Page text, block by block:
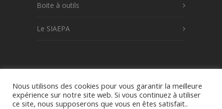
Boite à outils
Le SIAEPA
© 2022 - SIAEPA BONNETAN - 75 allée du
Pas Douen - 33370 BONNETAN - Tél : 05 56
Nous utilisons des cookies pour vous garantir la meilleure
expérience sur notre site web. Si vous continuez à utiliser
ce site, nous supposerons que vous en êtes satisfait..